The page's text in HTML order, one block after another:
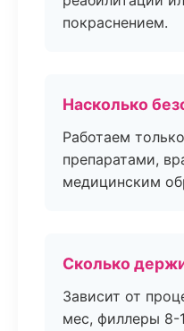
покраснением.
Насколько
Работаем
препаратами,
медицинским
Сколько
Зависит от
мес, филлеры